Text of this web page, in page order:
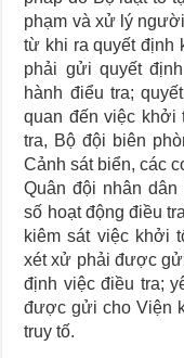
phạm và xử lý
từ khi ra quyết định
phải gửi quyết
hành điểu tra;
quan đến việc khởi
tra, Bộ đội biên
Cảnh sát biển, các
Quân đội nhân
số hoạt động điều
kiêm sát việc khởi
xét xử phải được
định việc điều tra;
được gửi cho Viện
truy tố.